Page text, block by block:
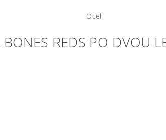
Ocel
BONES REDS PO DVOU